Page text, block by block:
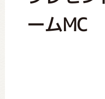
ームMC
グッズイ